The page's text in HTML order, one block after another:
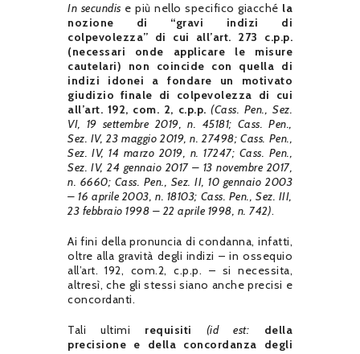
In secundis e più nello specifico giacché la
nozione di “gravi indizi di
colpevolezza” di cui all’art. 273 c.p.p.
(necessari onde applicare le misure
cautelari) non coincide con quella di
indizi idonei a fondare un motivato
giudizio finale di colpevolezza di cui
all’art. 192, com. 2, c.p.p. (Cass. Pen., Sez.
VI, 19 settembre 2019, n. 45181; Cass. Pen.,
Sez. IV, 23 maggio 2019, n. 27498; Cass. Pen.,
Sez. IV, 14 marzo 2019, n. 17247; Cass. Pen.,
Sez. IV, 24 gennaio 2017 – 13 novembre 2017,
n. 6660; Cass. Pen., Sez. II, 10 gennaio 2003
– 16 aprile 2003, n. 18103; Cass. Pen., Sez. III,
23 febbraio 1998 – 22 aprile 1998, n. 742).
Ai fini della pronuncia di condanna, infatti,
oltre alla gravità degli indizi – in ossequio
all’art. 192, com.2, c.p.p. – si necessita,
altresì, che gli stessi siano anche precisi e
concordanti.
Tali ultimi requisiti (id est: della
precisione e della concordanza degli